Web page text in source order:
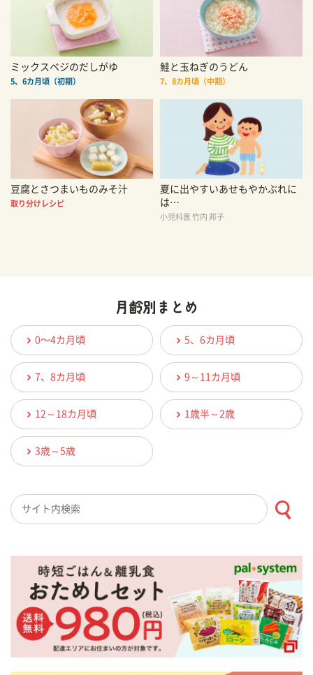
ミックスベジのだしがゆ
5、6カ月頃（初期）
鮭と玉ねぎのうどん
7、8カ月頃（中期）
豆腐とさつまいものみそ汁
取り分けレシピ
夏に出やすいあせもやかぶれに
は…
小児科医 竹内 邦子
0〜4カ月頃 5、6カ月頃
7、8カ月頃 9～11カ月頃
12～18カ月頃 1歳半～2歳
3歳～5歳
検索キーワード入力